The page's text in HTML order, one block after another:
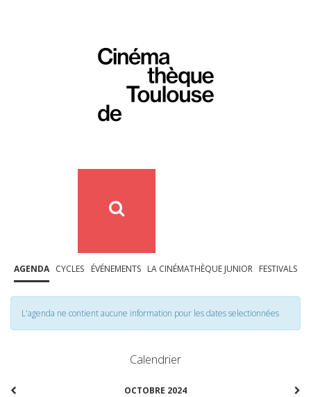
AGENDA CYCLES ÉVÉNEMENTS LA CINÉMATHÈQUE JUNIOR FESTIVALS
L'agenda ne contient aucune information pour les dates selectionnées
Calendrier
OCTOBRE 2024